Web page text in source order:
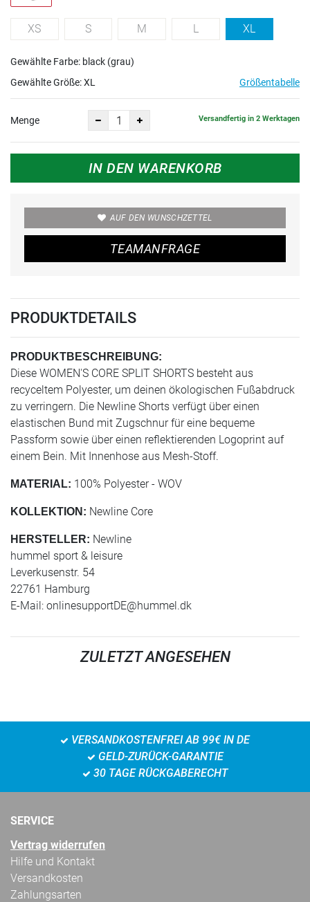
XS S M L XL
Gewählte Farbe: black (grau)
Gewählte Größe:XL Größentabelle
Menge Versandfertig in 2 Werktagen
IN DEN WARENKORB
AUF DEN WUNSCHZETTEL
TEAMANFRAGE
PRODUKTDETAILS
PRODUKTBESCHREIBUNG:
Diese WOMEN'S CORE SPLIT SHORTS besteht aus
recyceltem Polyester, um deinen ökologischen Fußabdruck
zu verringern. Die Newline Shorts verfügt über einen
elastischen Bund mit Zugschnur für eine bequeme
Passform sowie über einen reflektierenden Logoprint auf
einem Bein. Mit Innenhose aus Mesh-Stoff.
MATERIAL: 100% Polyester - WOV
KOLLEKTION: Newline Core
HERSTELLER: Newline
hummel sport & leisure
Leverkusenstr. 54
22761 Hamburg
E-Mail: onlinesupportDE@hummel.dk
ZULETZT ANGESEHEN
VERSANDKOSTENFREI AB 99€ IN DE
GELD-ZURÜCK-GARANTIE
30 TAGE RÜCKGABERECHT
SERVICE
Vertrag widerrufen
Hilfe und Kontakt
Versandkosten
Zahlungsarten